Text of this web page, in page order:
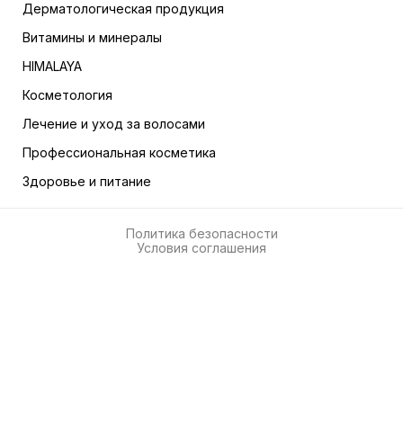
Дерматологическая продукция
Витамины и минералы
HIMALAYA
Косметология
Лечение и уход за волосами
Профессиональная косметика
Здоровье и питание
Политика безопасности
Условия соглашения